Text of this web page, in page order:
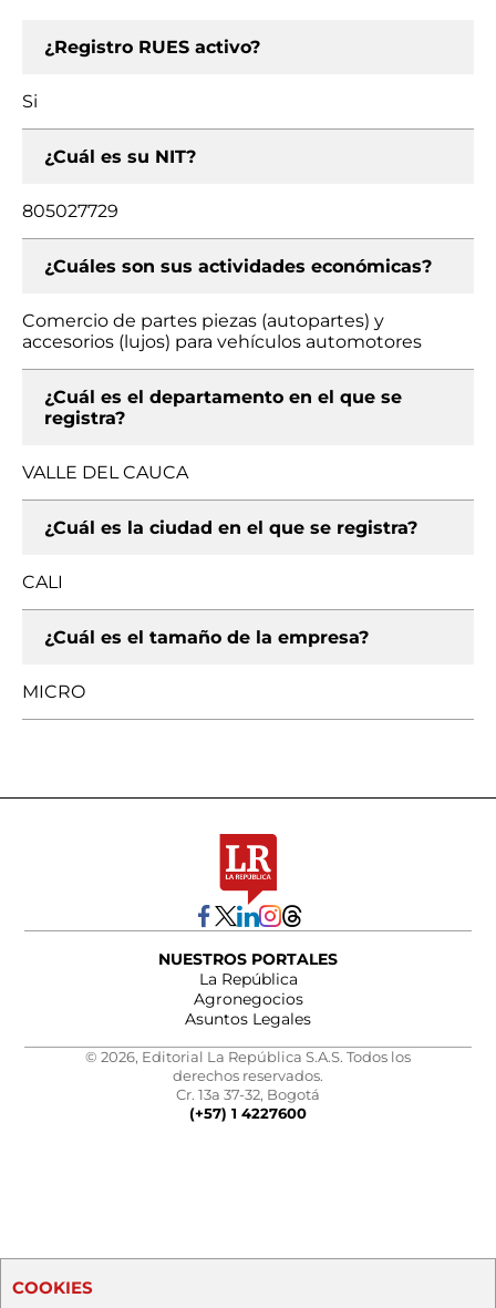
¿Registro RUES activo?
Si
¿Cuál es su NIT?
805027729
¿Cuáles son sus actividades económicas?
Comercio de partes piezas (autopartes) y
accesorios (lujos) para vehículos automotores
¿Cuál es el departamento en el que se
registra?
VALLE DEL CAUCA
¿Cuál es la ciudad en el que se registra?
CALI
¿Cuál es el tamaño de la empresa?
MICRO
NUESTROS PORTALES
La República
Agronegocios
Asuntos Legales
© 2026, Editorial La República S.A.S. Todos los
derechos reservados.
Cr. 13a 37-32, Bogotá
(+57) 1 4227600
COOKIES